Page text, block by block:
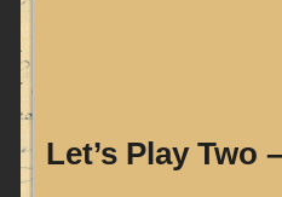
Let’s Play Two